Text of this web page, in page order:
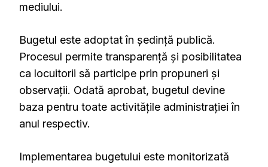
mediului.
Bugetul este adoptat în ședință publică.
Procesul permite transparență și posibilitatea
ca locuitorii să participe prin propuneri și
observații. Odată aprobat, bugetul devine
baza pentru toate activitățile administrației în
anul respectiv.
Implementarea bugetului este monitorizată